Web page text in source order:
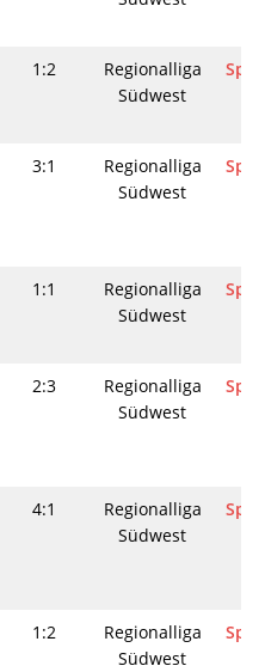
1:2
Regionalliga
Südwest
3:1
Regionalliga
Südwest
1:1
Regionalliga
Südwest
2:3
Regionalliga
Südwest
4:1
Regionalliga
Südwest
1:2
Regionalliga
Südwest